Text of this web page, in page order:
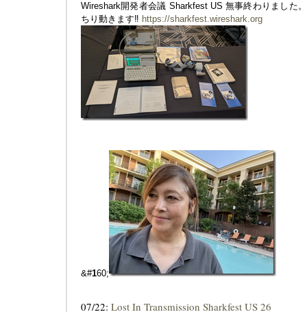
Wireshark開発者会議 Sharkfest US 無事終わりました
ちり動きます‼︎ https://sharkfest.wireshark.org
&#160;
07/22: Lost In Transmission Sharkfest US 26